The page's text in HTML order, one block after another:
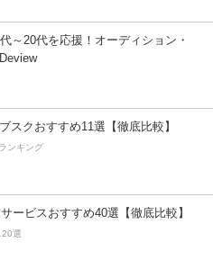
～20代を応援！オーディション・
スクおすすめ11選【徹底比較】
ンキング
ービスおすすめ40選【徹底比較】
20選